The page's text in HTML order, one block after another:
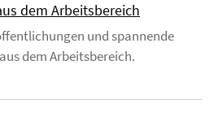
dem Arbeitsbereich
und spannende
dem Arbeitsbereich.